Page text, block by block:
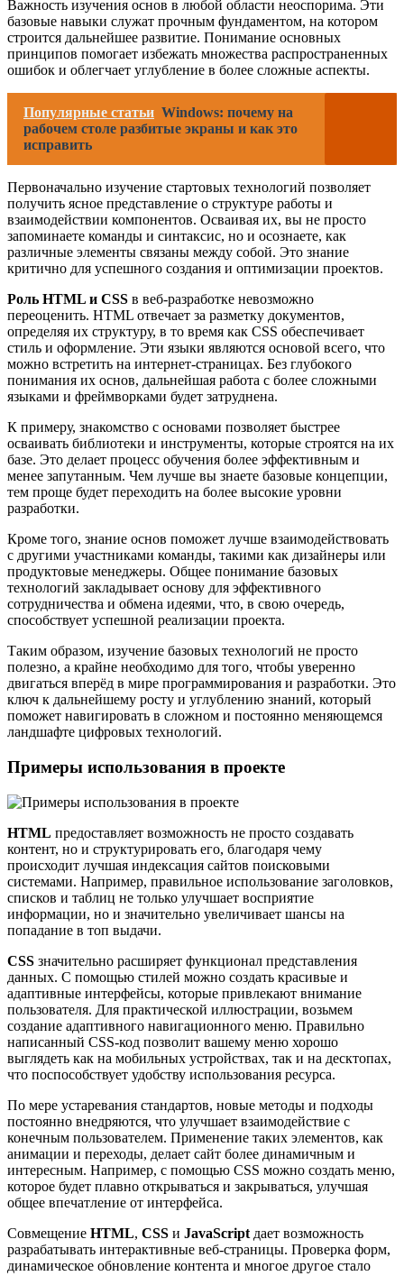
Важность изучения основ в любой области неоспорима. Эти
базовые навыки служат прочным фундаментом, на котором
строится дальнейшее развитие. Понимание основных
принципов помогает избежать множества распространенных
ошибок и облегчает углубление в более сложные аспекты.
Популярные статьи Windows: почему на
рабочем столе разбитые экраны и как это
исправить
Первоначально изучение стартовых технологий позволяет
получить ясное представление о структуре работы и
взаимодействии компонентов. Осваивая их, вы не просто
запоминаете команды и синтаксис, но и осознаете, как
различные элементы связаны между собой. Это знание
критично для успешного создания и оптимизации проектов.
Роль HTML и CSS в веб-разработке невозможно
переоценить. HTML отвечает за разметку документов,
определяя их структуру, в то время как CSS обеспечивает
стиль и оформление. Эти языки являются основой всего, что
можно встретить на интернет-страницах. Без глубокого
понимания их основ, дальнейшая работа с более сложными
языками и фреймворками будет затруднена.
К примеру, знакомство с основами позволяет быстрее
осваивать библиотеки и инструменты, которые строятся на их
базе. Это делает процесс обучения более эффективным и
менее запутанным. Чем лучше вы знаете базовые концепции,
тем проще будет переходить на более высокие уровни
разработки.
Кроме того, знание основ поможет лучше взаимодействовать
с другими участниками команды, такими как дизайнеры или
продуктовые менеджеры. Общее понимание базовых
технологий закладывает основу для эффективного
сотрудничества и обмена идеями, что, в свою очередь,
способствует успешной реализации проекта.
Таким образом, изучение базовых технологий не просто
полезно, а крайне необходимо для того, чтобы уверенно
двигаться вперёд в мире программирования и разработки. Это
ключ к дальнейшему росту и углублению знаний, который
поможет навигировать в сложном и постоянно меняющемся
ландшафте цифровых технологий.
Примеры использования в проекте
HTML предоставляет возможность не просто создавать
контент, но и структурировать его, благодаря чему
происходит лучшая индексация сайтов поисковыми
системами. Например, правильное использование заголовков,
списков и таблиц не только улучшает восприятие
информации, но и значительно увеличивает шансы на
попадание в топ выдачи.
CSS значительно расширяет функционал представления
данных. С помощью стилей можно создать красивые и
адаптивные интерфейсы, которые привлекают внимание
пользователя. Для практической иллюстрации, возьмем
создание адаптивного навигационного меню. Правильно
написанный CSS-код позволит вашему меню хорошо
выглядеть как на мобильных устройствах, так и на десктопах,
что поспособствует удобству использования ресурса.
По мере устаревания стандартов, новые методы и подходы
постоянно внедряются, что улучшает взаимодействие с
конечным пользователем. Применение таких элементов, как
анимации и переходы, делает сайт более динамичным и
интересным. Например, с помощью CSS можно создать меню,
которое будет плавно открываться и закрываться, улучшая
общее впечатление от интерфейса.
Совмещение HTML, CSS и JavaScript дает возможность
разрабатывать интерактивные веб-страницы. Проверка форм,
динамическое обновление контента и многое другое стало